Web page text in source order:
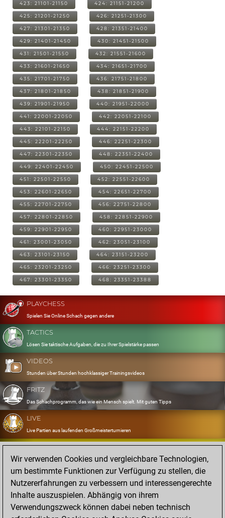
423: 21101-21150 424: 21151-21200
425: 21201-21250 426: 21251-21300
427: 21301-21350 428: 21351-21400
429: 21401-21450 430: 21451-21500
431: 21501-21550 432: 21551-21600
433: 21601-21650 434: 21651-21700
435: 21701-21750 436: 21751-21800
437: 21801-21850 438: 21851-21900
439: 21901-21950 440: 21951-22000
441: 22001-22050 442: 22051-22100
443: 22101-22150 444: 22151-22200
445: 22201-22250 446: 22251-22300
447: 22301-22350 448: 22351-22400
449: 22401-22450 450: 22451-22500
451: 22501-22550 452: 22551-22600
453: 22601-22650 454: 22651-22700
455: 22701-22750 456: 22751-22800
457: 22801-22850 458: 22851-22900
459: 22901-22950 460: 22951-23000
461: 23001-23050 462: 23051-23100
463: 23101-23150 464: 23151-23200
465: 23201-23250 466: 23251-23300
467: 23301-23350 468: 23351-23388
PLAYCHESS
Spielen Sie Online Schach gegen andere
TACTICS
Lösen Sie taktische Aufgaben, die zu Ihrer Spielstärke passen
VIDEOS
Stunden über Stunden hochklassiger Trainingsvideos
FRITZ
Das Schachprogramm, das wie ein Mensch spielt. Mit guten Tipps
LIVE
Live Partien aus laufenden Großmeisterturnieren
OPENINGS
Erfassen und Üben Sie Ihr Eröffnungsrepertoire
DATABASE
Acht Millionen starke Partien
MYGAMES
Speichern und analysieren Sie eigene Partien in der Cloud
Wir verwenden Cookies und vergleichbare Technologien,
um bestimmte Funktionen zur Verfügung zu stellen, die
Nutzererfahrungen zu verbessern und interessengerechte
Inhalte auszuspielen. Abhängig von ihrem
Verwendungszweck können dabei neben technisch